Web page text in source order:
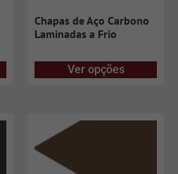
Chapas de Aço Carbono
Laminadas a Frio
Ver opções